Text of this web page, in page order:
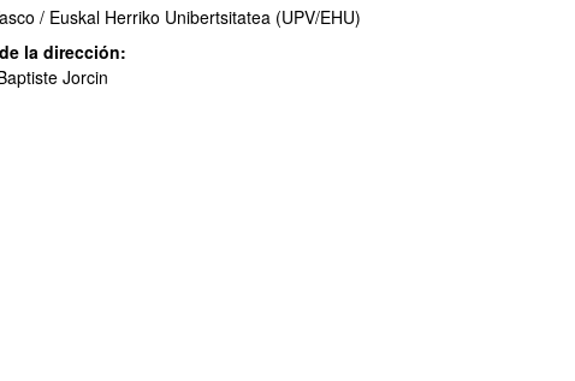
/ Euskal Herriko Unibertsitatea (UPV/EHU)
la dirección:
Jorcin